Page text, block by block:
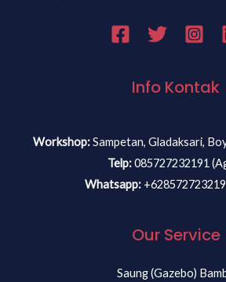
Info Kontak
Workshop:Sampetan, Gladaksari,
Telp:085727232191
Whatsapp:
Our Service
Saung (Gazebo)